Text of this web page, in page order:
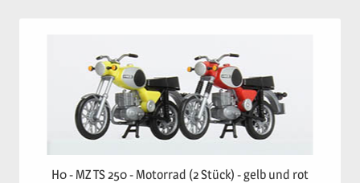
H0 - MZ TS 250 - Motorrad (2 Stück) - gelb und rot